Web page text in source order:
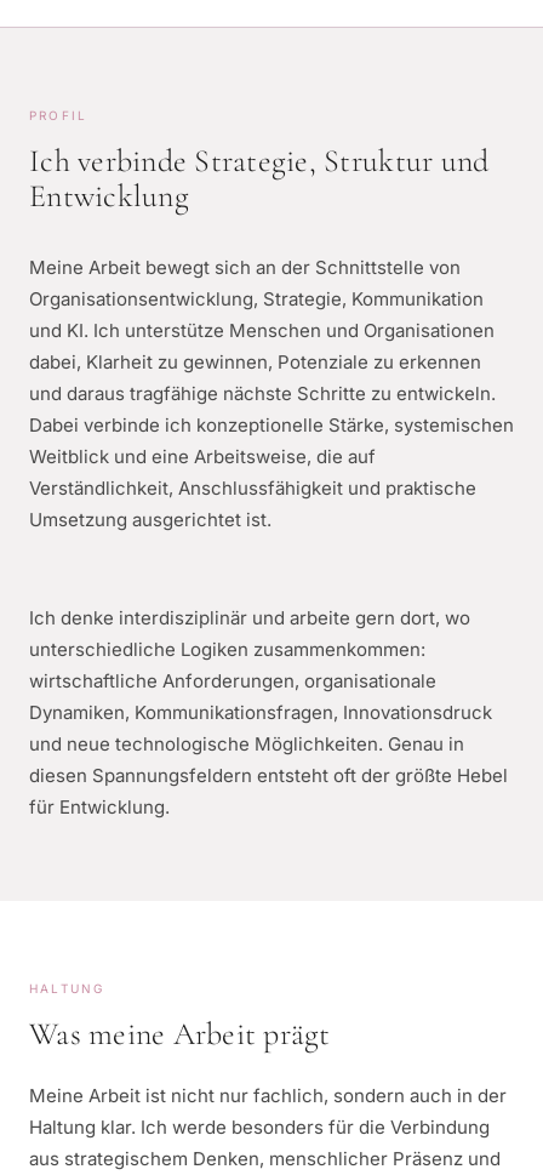
PROFIL
Ich verbinde Strategie, Struktur und
Entwicklung
Meine Arbeit bewegt sich an der Schnittstelle von
Organisationsentwicklung, Strategie, Kommunikation
und KI. Ich unterstütze Menschen und Organisationen
dabei, Klarheit zu gewinnen, Potenziale zu erkennen
und daraus tragfähige nächste Schritte zu entwickeln.
Dabei verbinde ich konzeptionelle Stärke, systemischen
Weitblick und eine Arbeitsweise, die auf
Verständlichkeit, Anschlussfähigkeit und praktische
Umsetzung ausgerichtet ist.
Ich denke interdisziplinär und arbeite gern dort, wo
unterschiedliche Logiken zusammenkommen:
wirtschaftliche Anforderungen, organisationale
Dynamiken, Kommunikationsfragen, Innovationsdruck
und neue technologische Möglichkeiten. Genau in
diesen Spannungsfeldern entsteht oft der größte Hebel
für Entwicklung.
HALTUNG
Was meine Arbeit prägt
Meine Arbeit ist nicht nur fachlich, sondern auch in der
Haltung klar. Ich werde besonders für die Verbindung
aus strategischem Denken, menschlicher Präsenz und